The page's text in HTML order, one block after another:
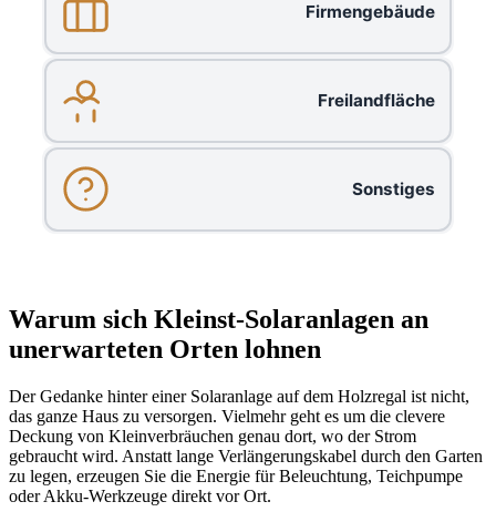
Firmengebäude
Freilandfläche
Sonstiges
Warum sich Kleinst-Solaranlagen an
unerwarteten Orten lohnen
Der Gedanke hinter einer Solaranlage auf dem Holzregal ist nicht,
das ganze Haus zu versorgen. Vielmehr geht es um die clevere
Deckung von Kleinverbräuchen genau dort, wo der Strom
gebraucht wird. Anstatt lange Verlängerungskabel durch den Garten
zu legen, erzeugen Sie die Energie für Beleuchtung, Teichpumpe
oder Akku-Werkzeuge direkt vor Ort.